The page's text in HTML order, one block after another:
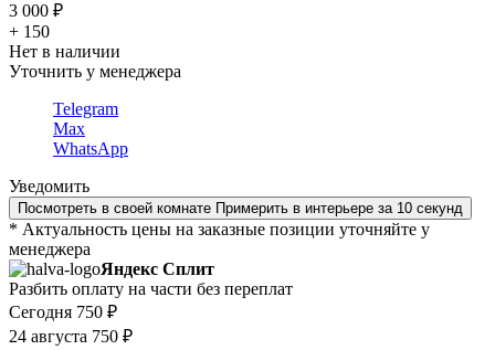
3 000 ₽
+ 150
Нет в наличии
Уточнить у менеджера
Telegram
Max
WhatsApp
Уведомить
Посмотреть в своей комнате Примерить в интерьере за 10 секунд
* Актуальность цены на заказные позиции уточняйте у
менеджера
Яндекс Сплит
Разбить оплату на части без переплат
Сегодня 750 ₽
24 августа 750 ₽